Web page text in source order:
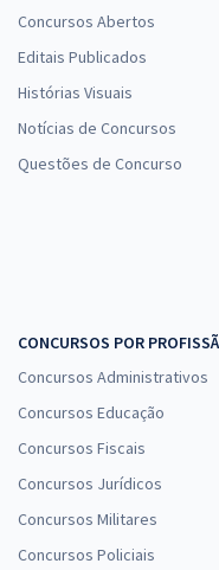
Concursos Abertos
Editais Publicados
Histórias Visuais
Notícias de Concursos
Questões de Concurso
CONCURSOS POR
Concursos Administrativos
Concursos Educação
Concursos Fiscais
Concursos Jurídicos
Concursos Militares
Concursos Policiais